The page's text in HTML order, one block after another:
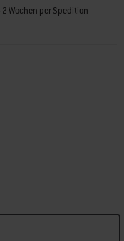
Wochen per Spedition